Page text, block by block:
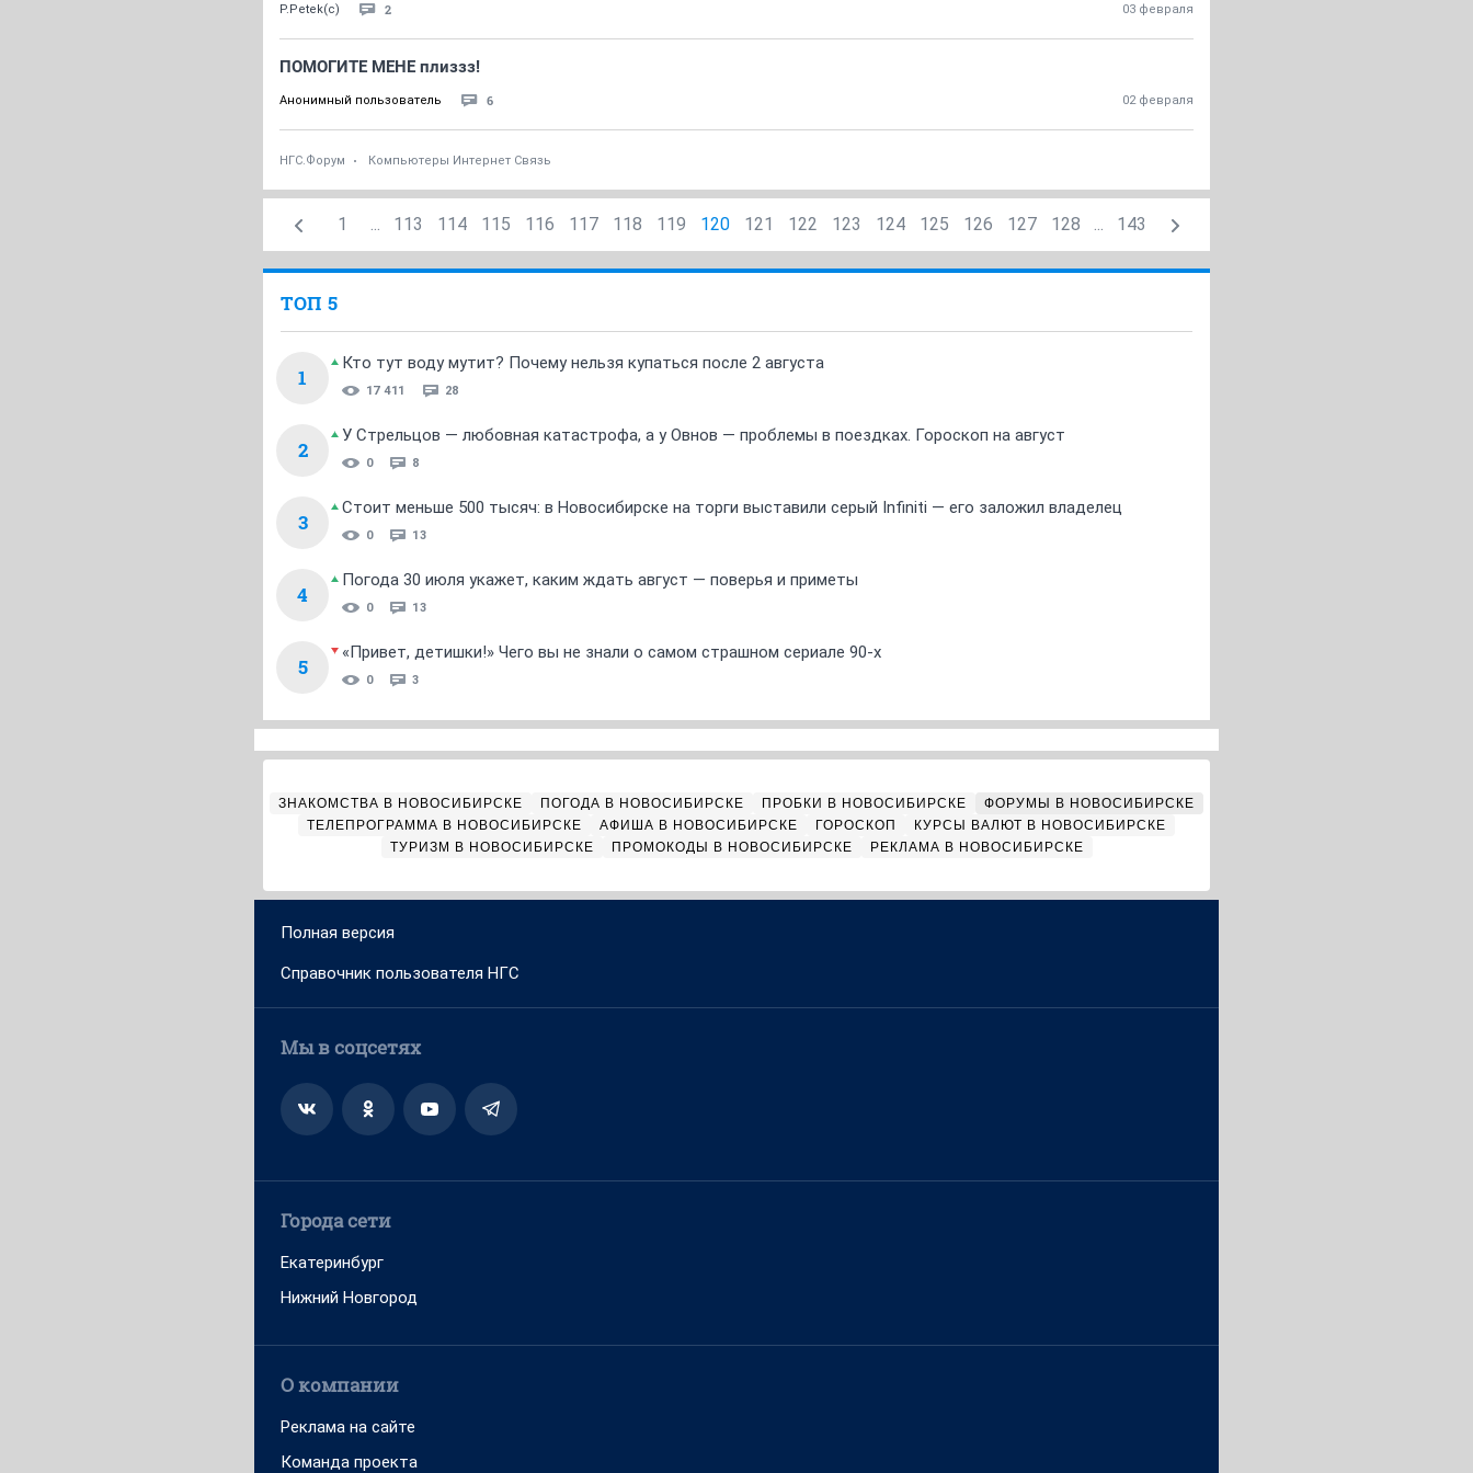
P.Petek(c) 2 03 февраля
ПОМОГИТЕ МЕНЕ плиззз!
Анонимный пользователь 6 02 февраля
НГС.Форум Компьютеры Интернет Связь
1 ... 113 114 115 116 117 118 119 120 121 122 123 124 125 126 127 128 ... 143
ТОП 5
1
Кто тут воду мутит? Почему нельзя купаться после 2 августа
17 411 28
2
У Стрельцов — любовная катастрофа, а у Овнов — проблемы в поездках. Гороскоп на август
0 8
3
Стоит меньше 500 тысяч: в Новосибирске на торги выставили серый Infiniti — его заложил владелец
0 13
4
Погода 30 июля укажет, каким ждать август — поверья и приметы
0 13
5
«Привет, детишки!» Чего вы не знали о самом страшном сериале 90-х
0 3
ЗНАКОМСТВА В НОВОСИБИРСКЕ ПОГОДА В НОВОСИБИРСКЕ ПРОБКИ В НОВОСИБИРСКЕ
ФОРУМЫ В НОВОСИБИРСКЕ
ТЕЛЕПРОГРАММА В НОВОСИБИРСКЕ
АФИША В НОВОСИБИРСКЕ ГОРОСКОП
КУРСЫ ВАЛЮТ В НОВОСИБИРСКЕ
ТУРИЗМ В НОВОСИБИРСКЕ
ПРОМОКОДЫ В НОВОСИБИРСКЕ РЕКЛАМА В НОВОСИБИРСКЕ
Полная версия
Справочник пользователя НГС
Мы в соцсетях
Города сети
Екатеринбург
Нижний Новгород
О компании
Реклама на сайте
Команда проекта